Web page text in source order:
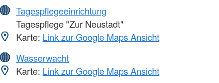
Tagespflegeeinrichtung
Tagespflege "Zur Neustadt"
Karte: Link zur Google Maps Ansicht
Wasserwacht
Karte: Link zur Google Maps Ansicht